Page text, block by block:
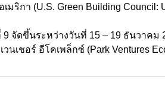
มริกา (U.S. Green Building Council:
จัดขึ้นระหว่างวันที่ 15 – 19 ธันวาคม
เชอร์ อีโคเพล็กซ์ (Park Ventures